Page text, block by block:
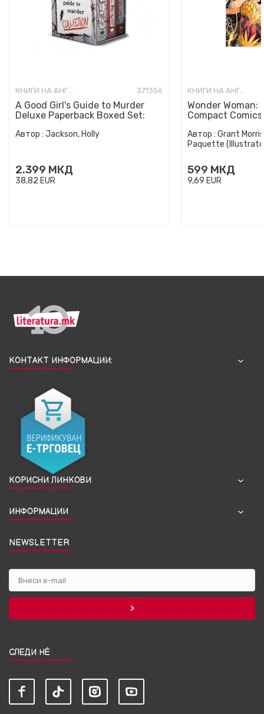
КНИГИ НА АНГЛИСКИ ЈАЗИК 371356
A Good Girl's Guide to Murder
Deluxe Paperback Boxed Set:
Автор : Jackson, Holly
2.399 МКД
38,82 EUR
КНИГИ НА АНГЛИСКИ ЈАЗИК
Wonder Woman:
Compact
Автор : Grant
Paquette
599 МКД
9,69 EUR
КОНТАКТ ИНФОРМАЦИИ:
КОРИСНИ ЛИНКОВИ
ИНФОРМАЦИИ
NEWSLETTER
СЛЕДИ НЀ